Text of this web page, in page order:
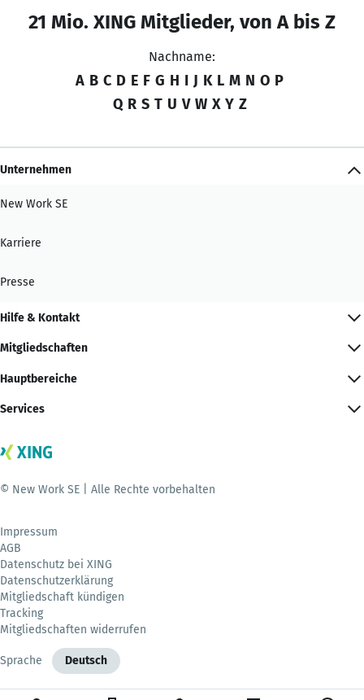
21 Mio. XING Mitglieder, von A bis Z
Nachname:
A B C D E F G H I J K L M N O P
Q R S T U V W X Y Z
Unternehmen
New Work SE
Karriere
Presse
Hilfe & Kontakt
Mitgliedschaften
Hauptbereiche
Services
© New Work SE | Alle Rechte vorbehalten
Impressum
AGB
Datenschutz bei XING
Datenschutzerklärung
Mitgliedschaft kündigen
Tracking
Mitgliedschaften widerrufen
Sprache Deutsch